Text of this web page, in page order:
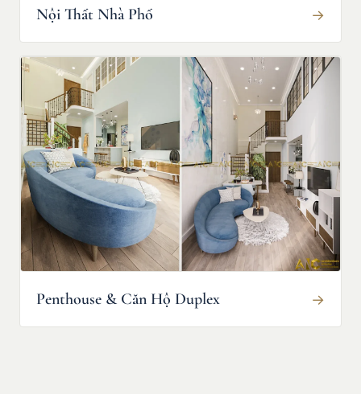
Nội Thất Nhà Phố →
Penthouse & Căn Hộ Duplex →